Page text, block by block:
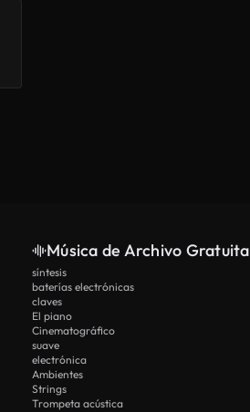
Música de Archivo Gratuita
síntesis
baterías electrónicas
claves
El piano
Cinematográfico
suave
electrónica
Ambientes
Strings
Trompeta acústica